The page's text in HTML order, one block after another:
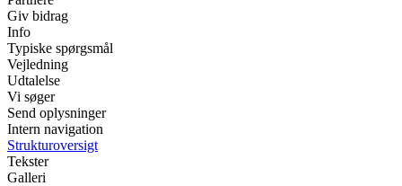
Giv bidrag
Info
Typiske spørgsmål
Vejledning
Udtalelse
Vi søger
Send oplysninger
Intern navigation
Strukturoversigt
Tekster
Galleri